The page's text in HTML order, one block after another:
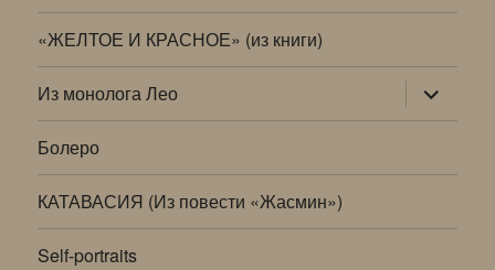
«ЖЕЛТОЕ И КРАСНОЕ» (из книги)
Из монолога Лео раскрыть
дочернее
меню
Болеро
КАТАВАСИЯ (Из повести «Жасмин»)
Self-portraits